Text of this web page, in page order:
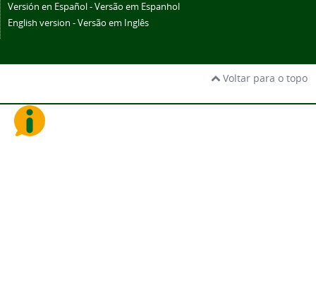
Versión en Español - Versão em Espanhol
English version - Versão em Inglês
Voltar para o topo